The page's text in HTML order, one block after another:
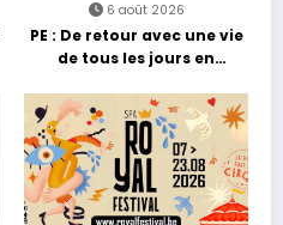
6 août 2026
PE : De retour avec une vie
de tous les jours en